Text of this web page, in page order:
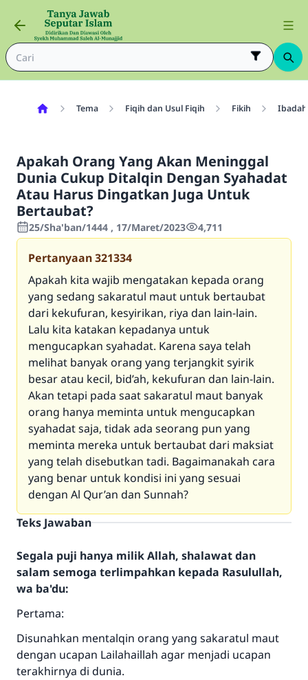
Tema Fiqih dan Usul Fiqih Fikih
Apakah Orang Yang Akan Meninggal
Dunia Cukup Ditalqin Dengan Syahadat
Atau Harus Dingatkan Juga Untuk
Bertaubat?
25/Sha'ban/1444 , 17/Maret/2023 4,711
Pertanyaan321334
Apakah kita wajib mengatakan kepada orang
yang sedang sakaratul maut untuk bertaubat
dari kekufuran, kesyirikan, riya dan lain-lain.
Lalu kita katakan kepadanya untuk
mengucapkan syahadat. Karena saya telah
melihat banyak orang yang terjangkit syirik
besar atau kecil, bid’ah, kekufuran dan lain-lain.
Akan tetapi pada saat sakaratul maut banyak
orang hanya meminta untuk mengucapkan
syahadat saja, tidak ada seorang pun yang
meminta mereka untuk bertaubat dari maksiat
yang telah disebutkan tadi. Bagaimanakah cara
yang benar untuk kondisi ini yang sesuai
dengan Al Qur’an dan Sunnah?
Teks Jawaban
Segala puji hanya milik Allah, shalawat dan
salam semoga terlimpahkan kepada Rasulullah,
wa ba'du:
Pertama:
Disunahkan mentalqin orang yang sakaratul maut
dengan ucapan Lailahaillah agar menjadi ucapan
terakhirnya di dunia.